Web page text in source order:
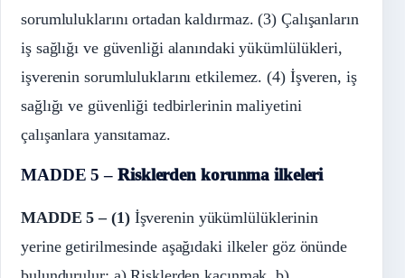
sorumluluklarını ortadan kaldırmaz. (3) Çalışanların
iş sağlığı ve güvenliği alanındaki yükümlülükleri,
işverenin sorumluluklarını etkilemez. (4) İşveren, iş
sağlığı ve güvenliği tedbirlerinin maliyetini
çalışanlara yansıtamaz.
MADDE 5 – Risklerden korunma ilkeleri
MADDE 5 –(1)İşverenin yükümlülüklerinin
yerine getirilmesinde aşağıdaki ilkeler göz önünde